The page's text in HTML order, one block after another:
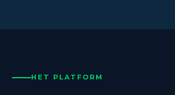
HET PLATFORM